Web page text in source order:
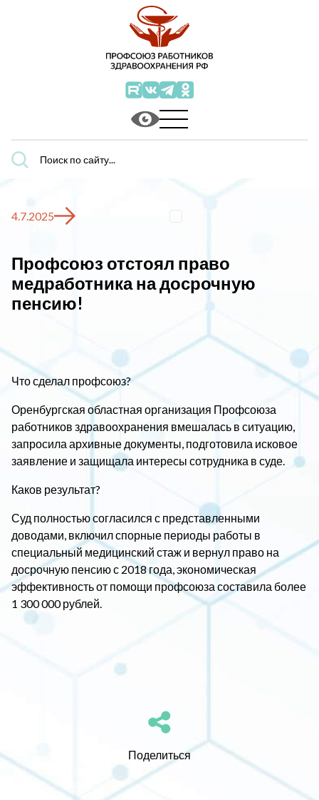
Поиск
по
4.7.2025
Профсоюз отстоял право
медработника на досрочную
пенсию!
Что сделал профсоюз?
Оренбургская областная организация Профсоюза
работников здравоохранения вмешалась в ситуацию,
запросила архивные документы, подготовила исковое
заявление и защищала интересы сотрудника в суде.
Каков результат?
Суд полностью согласился с представленными
доводами, включил спорные периоды работы в
специальный медицинский стаж и вернул право на
досрочную пенсию с 2018 года, экономическая
эффективность от помощи профсоюза составила более
1 300 000 рублей.
Поделиться